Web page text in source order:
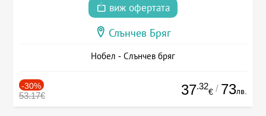
виж офертата
Слънчев Бряг
Нобел - Слънчев бряг
-30%
53.17€ 37.32
€ / 73лв.